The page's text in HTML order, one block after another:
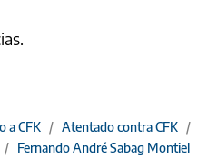
a CFK / Atentado contra CFK /
/ Fernando André Sabag Montiel